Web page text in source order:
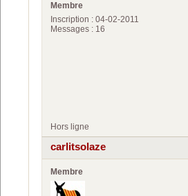
Membre
Inscription : 04-02-2011
Messages : 16
Hors ligne
carlitsolaze
Membre